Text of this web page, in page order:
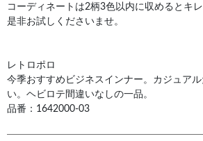
コーディネートは2柄3色以内に収めるとキ
是非お試しくださいませ。
レトロポロ
今季おすすめビジネスインナー。カジュア
い。ヘビロテ間違いなしの一品。
品番：1642000-03